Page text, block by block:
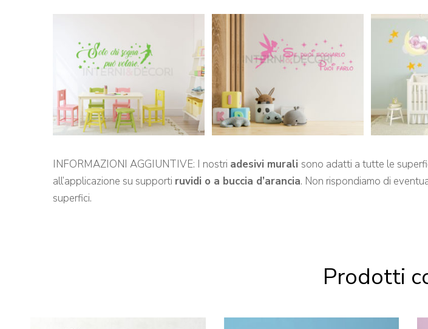
INFORMAZIONI AGGIUNTIVE: I nostri adesivi murali sono adatti a tutte le
all’applicazione su supporti ruvidi o a buccia d’arancia. Non rispondiamo di
superfici.
Prodotti